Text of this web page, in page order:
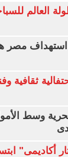
العالم
مصر
ثقافية
وسط
أكاديمى"